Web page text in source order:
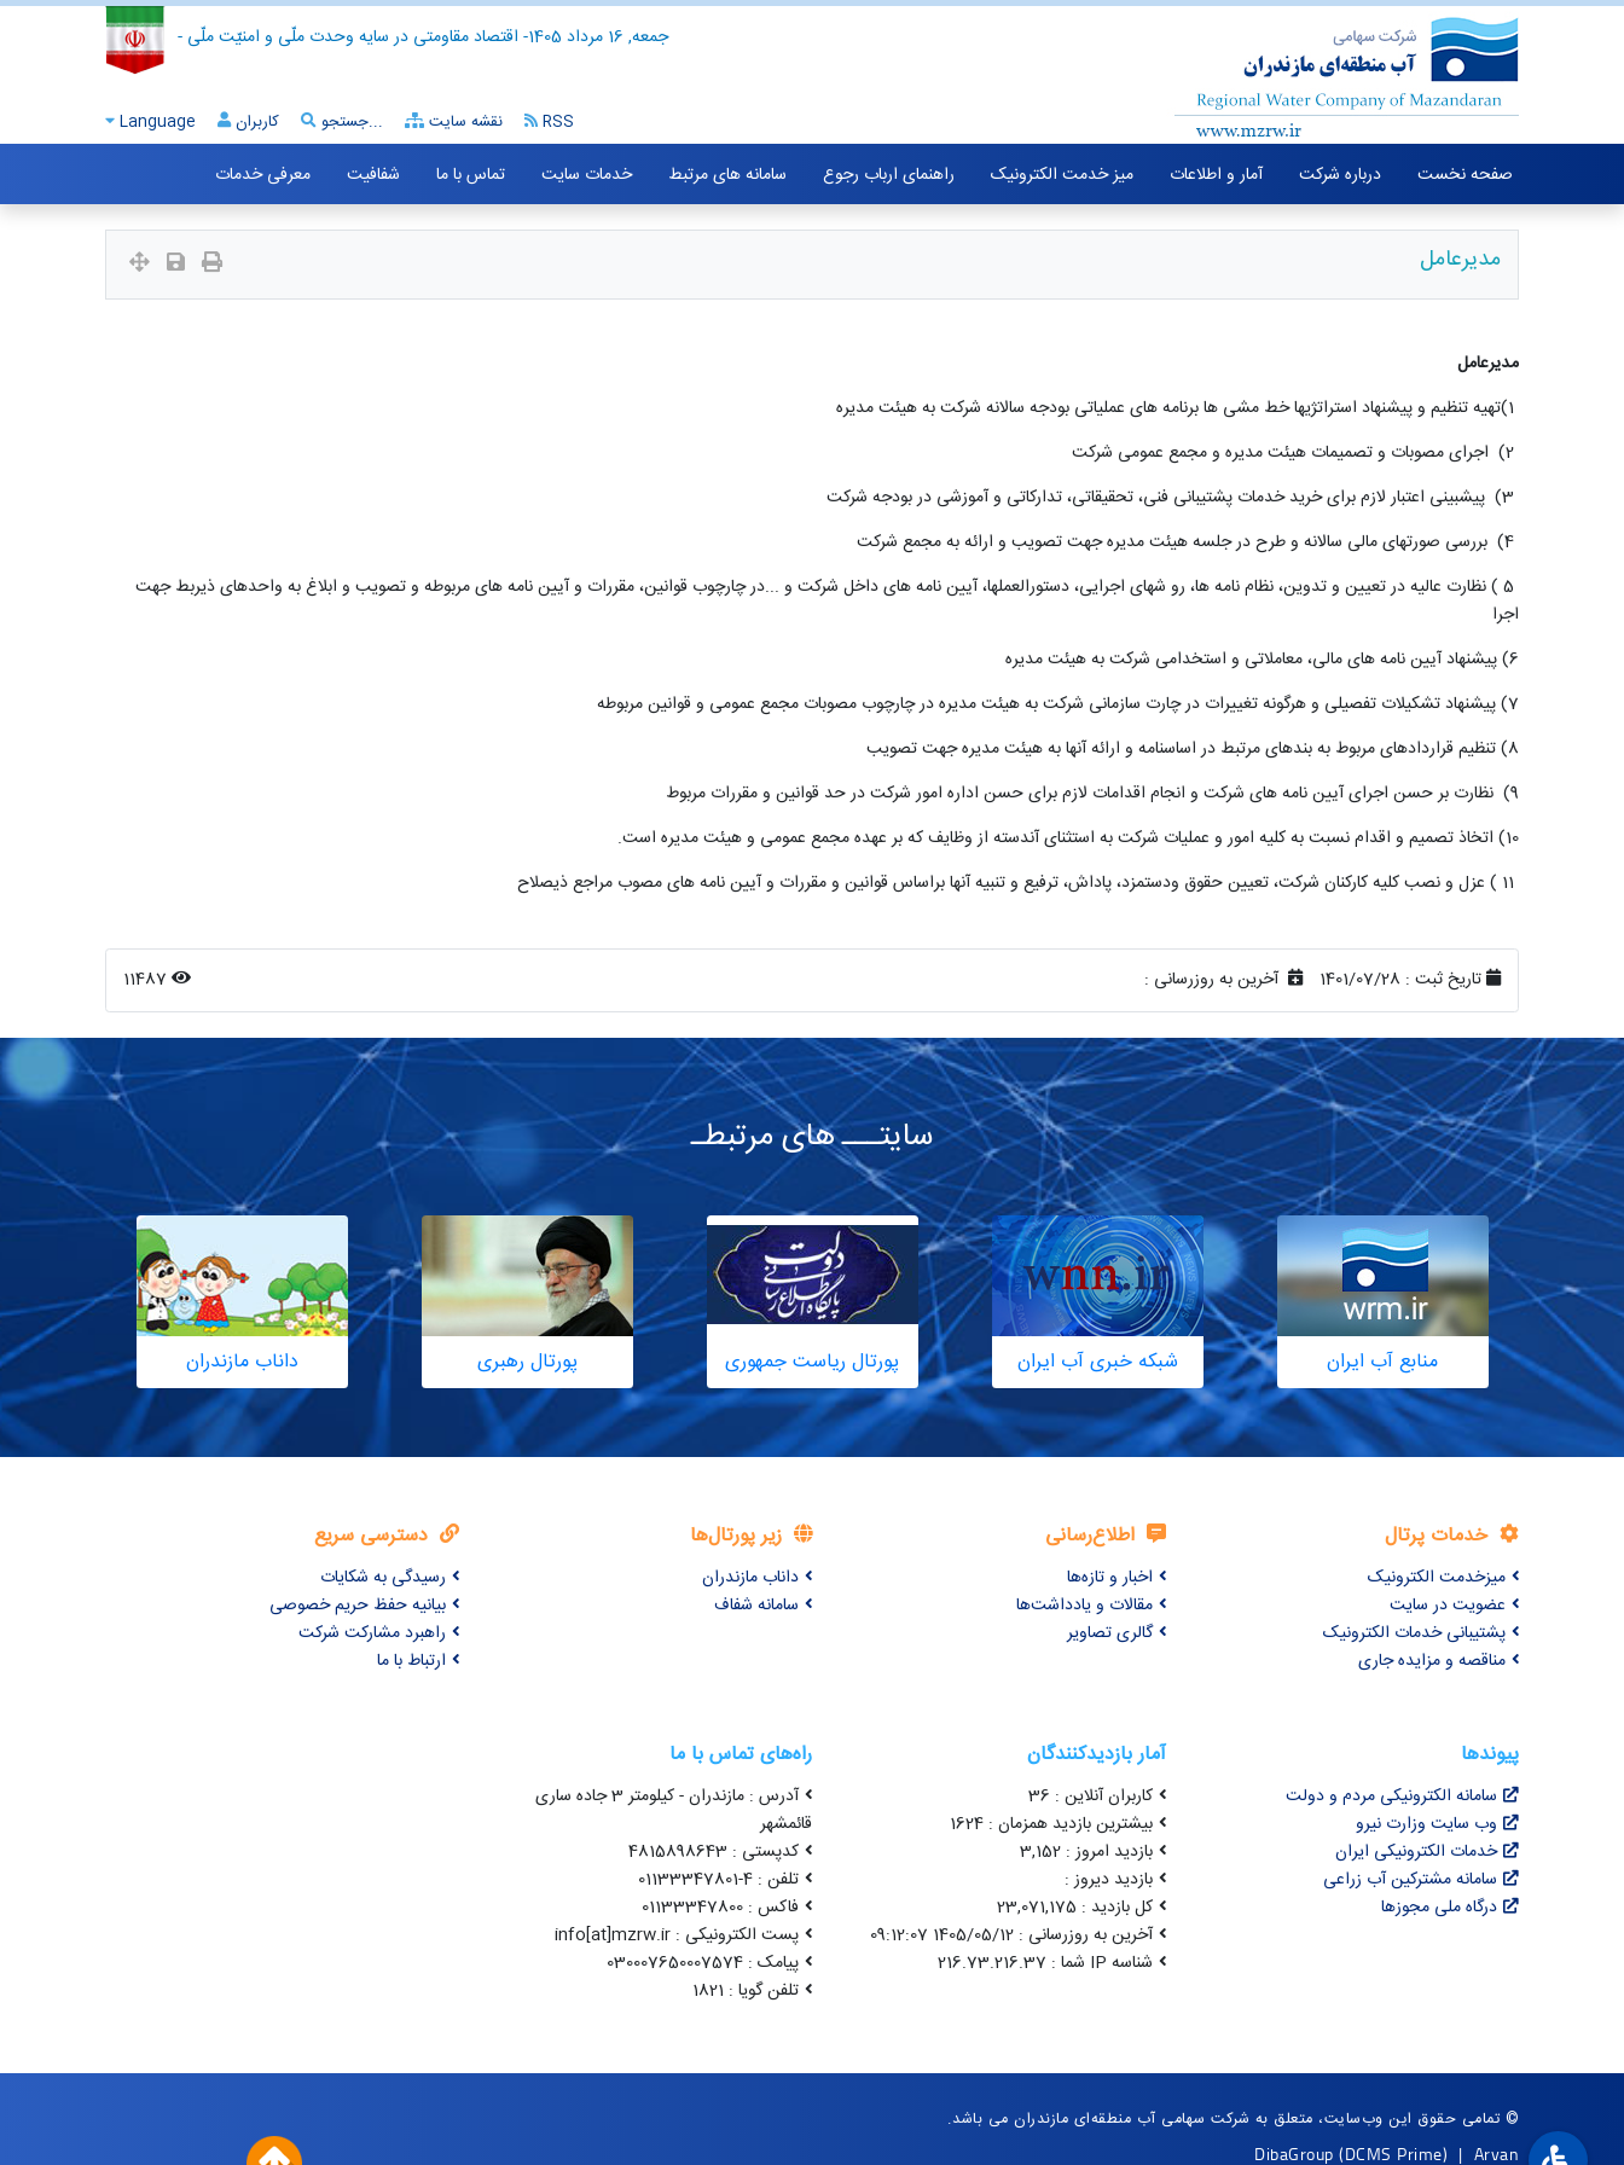
- اقتصاد مقاومتی در سایه وحدت ملّی و امنیّت ملّی - جمعه, 16 مرداد 1405
Language کاربران جستجو... نقشه سایت RSS
صفحه نخست درباره شرکت آمار و اطلاعات میز خدمت الکترونیک راهنمای ارباب رجوع سامانه های مرتبط خدمات سایت تماس با ما شفافیت معرفی خدمات
مدیرعامل
مدیرعامل
(1تهیه تنظیم و پیشنهاد استراتژیها خط مشی ها برنامه های عملیاتی بودجه سالانه شرکت به هیئت مدیره
(2 اجرای مصوبات و تصمیمات هیئت مدیره و مجمع عمومی شرکت
(3 پیشبینی اعتبار لازم برای خرید خدمات پشتیبانی فنی، تحقیقاتی، تدارکاتی و آموزشی در بودجه شرکت
(4 بررسی صورتهای مالی سالانه و طرح در جلسه هیئت مدیره جهت تصویب و ارائه به مجمع شرکت
5 ) نظارت عالیه در تعیین و تدوین، نظام نامه ها، رو شهای اجرایی، دستورالعملها، آیین نامه های داخل شرکت و ...در چارچوب قوانین، مقررات و آیین نامه های مربوطه و تصویب و ابلاغ به واحدهای ذیربط جهت
اجرا
6) پیشنهاد آیین نامه های مالی، معاملاتی و استخدامی شرکت به هیئت مدیره
7) پیشنهاد تشکیلات تفصیلی و هرگونه تغییرات در چارت سازمانی شرکت به هیئت مدیره در چارچوب مصوبات مجمع عمومی و قوانین مربوطه
8) تنظیم قراردادهای مربوط به بندهای مرتبط در اساسنامه و ارائه آنها به هیئت مدیره جهت تصویب
(9 نظارت بر حسن اجرای آیین نامه های شرکت و انجام اقدامات لازم برای حسن اداره امور شرکت در حد قوانین و مقررات مربوط
(10 اتخاذ تصمیم و اقدام نسبت به کلیه امور و عملیات شرکت به استثنای آندسته از وظایف که بر عهده مجمع عمومی و هیئت مدیره است.
11 ) عزل و نصب کلیه کارکنان شرکت، تعیین حقوق ودستمزد، پاداش، ترفیع و تنبیه آنها براساس قوانین و مقررات و آیین نامه های مصوب مراجع ذیصلاح
تاریخ ثبت : 1401/07/28 آخرین به روزرسانی : 11487
سایتـــ های مرتبطـ
منابع آب ایران شبکه خبری آب ایران پورتال ریاست جمهوری پورتال رهبری داناب مازندران
خدمات پرتال
میزخدمت الکترونیک
عضویت در سایت
پشتیبانی خدمات الکترونیک
مناقصه و مزایده جاری
اطلاع‌رسانی
اخبار و تازه‌ها
مقالات و یادداشت‌ها
گالری تصاویر
زیر پورتال‌ها
داناب مازندران
سامانه شفاف
دسترسی سریع
رسیدگی به شکایات
بیانیه حفظ حریم خصوصی
راهبرد مشارکت شرکت
ارتباط با ما
پیوندها
سامانه الکترونیکی مردم و دولت
وب سایت وزارت نیرو
خدمات الکترونیکی ایران
سامانه مشترکین آب زراعی
درگاه ملی مجوزها
آمار بازدیدکنندگان
کاربران آنلاین : 36
بیشترین بازدید همزمان : 1624
بازدید امروز : 3,152
بازدید دیروز :
کل بازدید : 23,071,175
آخرین به روزرسانی : 1405/05/12 09:12:07
شناسه IP شما : 216.73.216.37
راه‌های تماس با ما
آدرس : مازندران - کیلومتر 3 جاده ساری
قائمشهر
کدپستی : 4815898643
تلفن : 4-01133347801
فاکس : 01133347800
پست الکترونیکی : info[at]mzrw.ir
پیامک : 030007650007574
تلفن گویا : 1821
© تمامی حقوق این وب‌سایت، متعلق به شرکت سهامی آب منطقه‌ای مازندران می باشد.
DibaGroup (DCMS Prime) | Arvan